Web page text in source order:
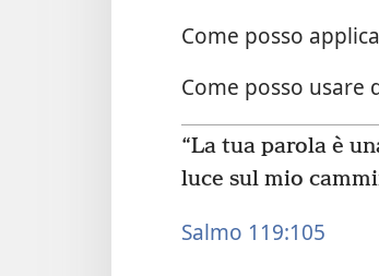
Come posso
Come posso usare
“La tua parola è
luce sul mio
Salmo 119:105